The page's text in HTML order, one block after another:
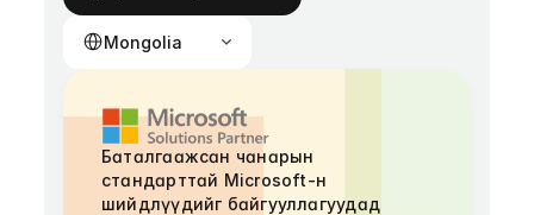
Mongolia
Баталгаажсан чанарын
стандарттай Microsoft-н
шийдлүүдийг байгууллагуудад